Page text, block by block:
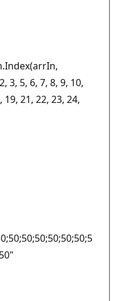
3, 5, 6, 7, 8, 9, 10,
19, 21, 22, 23, 24,